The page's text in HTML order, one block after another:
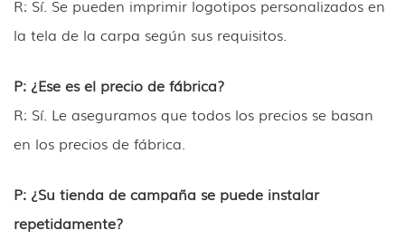
R: Sí. Se pueden imprimir logotipos personalizados en
la tela de la carpa según sus requisitos.
P: ¿Ese es el precio de fábrica?
R: Sí. Le aseguramos que todos los precios se basan
en los precios de fábrica.
P: ¿Su tienda de campaña se puede instalar
repetidamente?